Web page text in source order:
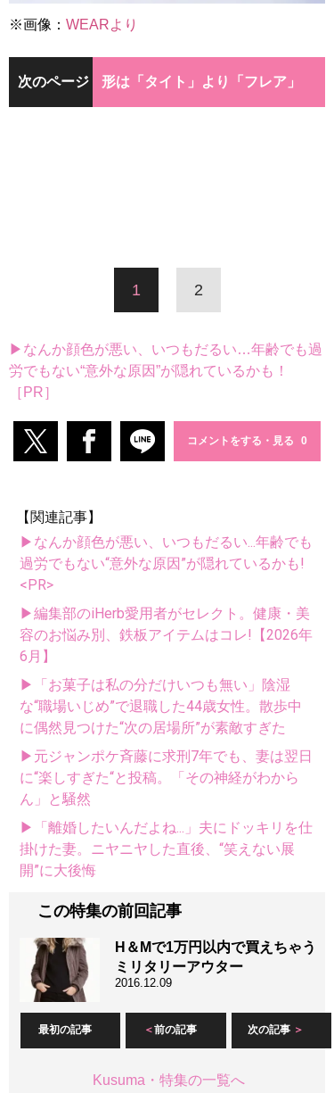
※画像： WEARより
次のページ 形は「タイト」より「フレア」
1 2
▶なんか顔色が悪い、いつもだるい…年齢でも過
労でもない“意外な原因”が隠れているかも！
［PR］
コメントをする・見る
【関連記事】
▶なんか顔色が悪い、いつもだるい...年齢でも
過労でもない“意外な原因”が隠れているかも!
<PR>
▶編集部のiHerb愛用者がセレクト。健康・美
容のお悩み別、鉄板アイテムはコレ!【2026年
6月】
▶「お菓子は私の分だけいつも無い」陰湿
な“職場いじめ”で退職した44歳女性。散歩中
に偶然見つけた“次の居場所”が素敵すぎた
▶元ジャンポケ斉藤に求刑7年でも、妻は翌日
に“楽しすぎた“と投稿。「その神経がわから
ん」と騒然
▶「離婚したいんだよね...」夫にドッキリを仕
掛けた妻。ニヤニヤした直後、“笑えない展
開”に大後悔
この特集の前回記事
H＆Mで1万円以内で買えちゃう
ミリタリーアウター
2016.12.09
最初の記事 前の記事 次の記事
Kusuma・特集の一覧へ